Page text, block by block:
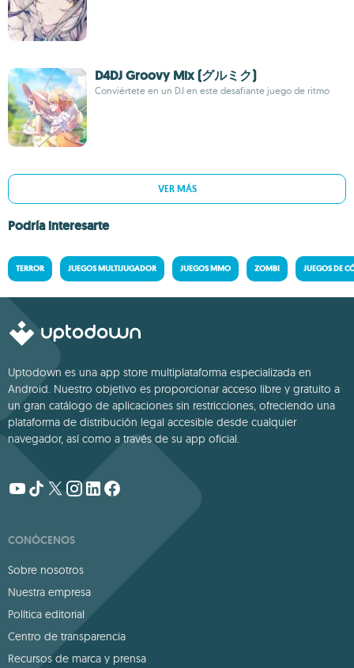
D4DJ Groovy Mix (グルミク)
Conviértete en un DJ en este desafiante juego de ritmo
VER MÁS
Podría interesarte
TERROR JUEGOS MULTIJUGADOR JUEGOS MMO ZOMBI JUEGOS DE
Uptodown es una app store multiplataforma especializada en
Android. Nuestro objetivo es proporcionar acceso libre y gratuito a
un gran catálogo de aplicaciones sin restricciones, ofreciendo una
plataforma de distribución legal accesible desde cualquier
navegador, así como a través de su app oficial.
CONÓCENOS
Sobre nosotros
Nuestra empresa
Política editorial
Centro de transparencia
Recursos de marca y prensa